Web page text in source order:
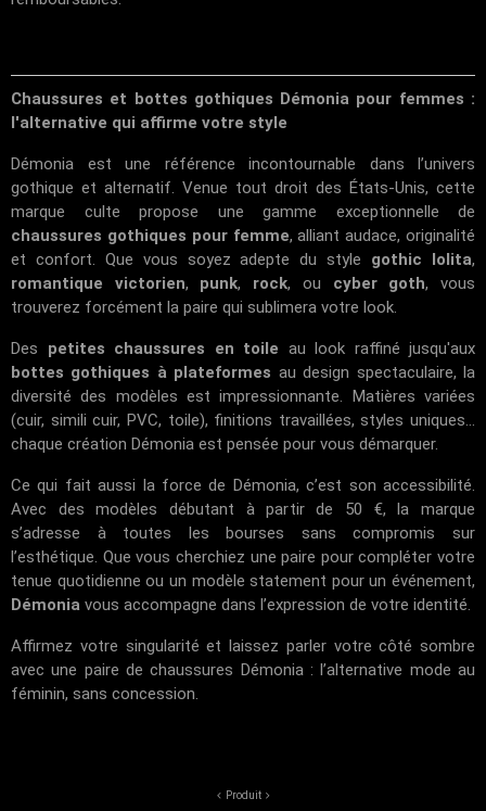
Chaussures et bottes gothiques Démonia pour femmes :
l'alternative qui affirme votre style
Démonia est une référence incontournable dans l’univers
gothique et alternatif. Venue tout droit des États-Unis, cette
marque culte propose une gamme exceptionnelle de
chaussures gothiques pour femme, alliant audace, originalité
et confort. Que vous soyez adepte du style gothic lolita,
romantique victorien, punk, rock, ou cyber goth, vous
trouverez forcément la paire qui sublimera votre look.
Des petites chaussures en toile au look raffiné jusqu'aux
bottes gothiques à plateformes au design spectaculaire, la
diversité des modèles est impressionnante. Matières variées
(cuir, simili cuir, PVC, toile), finitions travaillées, styles uniques...
chaque création Démonia est pensée pour vous démarquer.
Ce qui fait aussi la force de Démonia, c’est son accessibilité.
Avec des modèles débutant à partir de 50 €, la marque
s’adresse à toutes les bourses sans compromis sur
l’esthétique. Que vous cherchiez une paire pour compléter votre
tenue quotidienne ou un modèle statement pour un événement,
Démonia vous accompagne dans l’expression de votre identité.
Affirmez votre singularité et laissez parler votre côté sombre
avec une paire de chaussures Démonia : l’alternative mode au
féminin, sans concession.
Produit